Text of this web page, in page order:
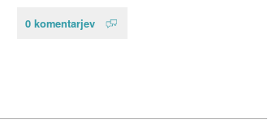
0 komentarjev